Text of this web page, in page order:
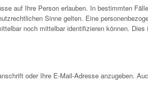
auf Ihre Person erlauben. In bestimmten
Sinne gelten. Eine
noch mittelbar identifizieren können.
oder Ihre E-Mail-Adresse anzugeben.